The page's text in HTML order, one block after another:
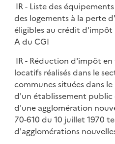
IR - Liste des
des logements à la perte
éligibles au crédit
A du CGI
IR - Réduction d'impôt
locatifs réalisés dans le
communes situées dans
d'un établissement public
d'une agglomération
70-610 du 10 juillet 1970
d'agglomérations